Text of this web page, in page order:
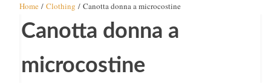
Home/ Clothing / Canotta donna a microcostine
Canotta donna a
microcostine